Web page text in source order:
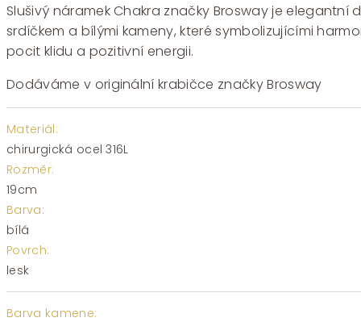
Slušivý náramek Chakra značky Brosway je elegantní
srdíčkem a bílými kameny, které symbolizujícími
pocit klidu a pozitivní energii.
Dodáváme v originální krabičce značky Brosway
Materiál:
chirurgická ocel 316L
Rozměr:
19cm
Barva:
bílá
Povrch:
lesk
Barva kamene: